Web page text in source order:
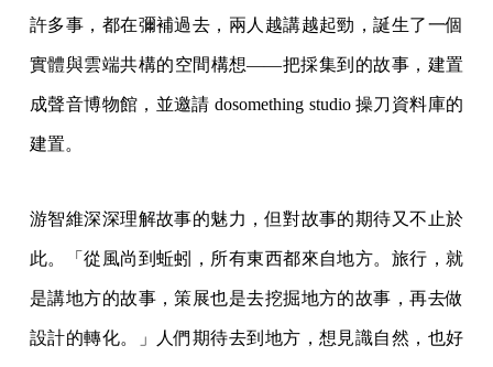
許多事，都在彌補過去，兩人越講越起勁，誕生了一個
實體與雲端共構的空間構想——把採集到的故事，建置
成聲音博物館，並邀請 dosomething studio 操刀資料庫的
建置。
游智維深深理解故事的魅力，但對故事的期待又不止於
此。「從風尚到蚯蚓，所有東西都來自地方。旅行，就
是講地方的故事，策展也是去挖掘地方的故事，再去做
設計的轉化。」人們期待去到地方，想見識自然，也好